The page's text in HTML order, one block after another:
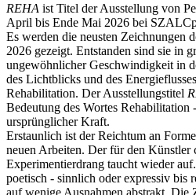
REHA ist Titel der Ausstellung von
April bis Ende Mai 2026 bei
Es werden die neusten Zeichnungen
2026 gezeigt. Entstanden sind sie in
ungewöhnlicher Geschwindigkeit in
des Lichtblicks und des
Rehabilitation. Der Ausstellungstitel
Bedeutung des Wortes Rehabilitation
ursprünglicher Kraft.
Erstaunlich ist der Reichtum an
neuen Arbeiten. Der für den Künstler
Experimentierdrang taucht wieder
poetisch - sinnlich oder expressiv bis
auf wenige Ausnahmen abstrakt. Die